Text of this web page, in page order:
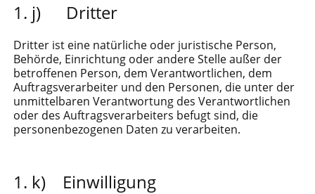
j) Dritter
Dritter ist eine natürliche oder juristische Person,
Behörde, Einrichtung oder andere Stelle außer der
betroffenen Person, dem Verantwortlichen, dem
Auftragsverarbeiter und den Personen, die unter der
unmittelbaren Verantwortung des Verantwortlichen
oder des Auftragsverarbeiters befugt sind, die
personenbezogenen Daten zu verarbeiten.
k) Einwilligung